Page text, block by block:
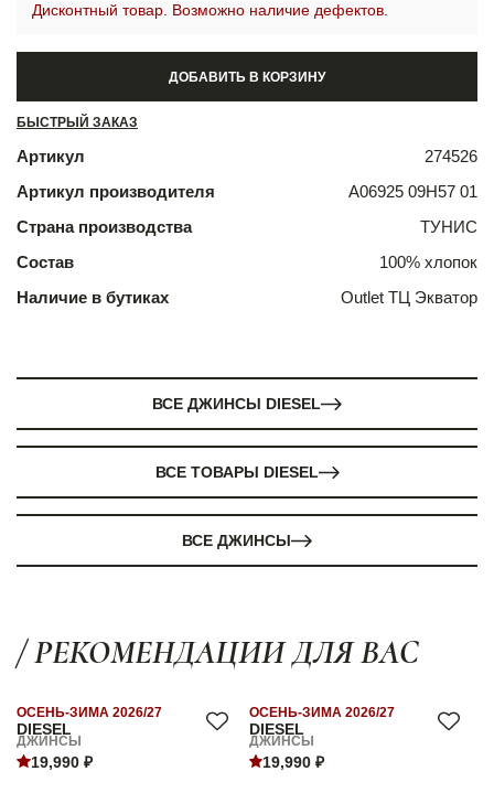
Дисконтный товар. Возможно наличие дефектов.
ДОБАВИТЬ В КОРЗИНУ
БЫСТРЫЙ ЗАКАЗ
Артикул
274526
Артикул производителя
A06925 09H57 01
Страна производства
ТУНИС
Состав
100% хлопок
Наличие в бутиках
Outlet ТЦ Экватор
ВСЕ ДЖИНСЫ DIESEL
ВСЕ ТОВАРЫ DIESEL
ВСЕ ДЖИНСЫ
/ РЕКОМЕНДАЦИИ ДЛЯ ВАС
DIESEL
ОСЕНЬ-ЗИМА 2026/27
ДЖИНСЫ
19,990 ₽
DIESEL
ОСЕНЬ-ЗИМА 2026/27
ДЖИНСЫ
19,990 ₽